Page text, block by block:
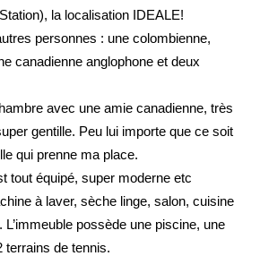
la localisation IDEALE!
personnes : une colombienne,
canadienne anglophone et deux
avec une amie canadienne, très
gentille. Peu lui importe que ce soit
qui prenne ma place.
tout équipé, super moderne etc
à laver, sèche linge, salon, cuisine
possède une piscine, une
terrains de tennis.